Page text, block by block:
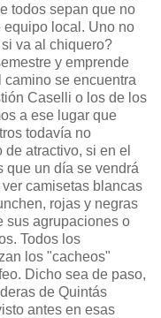
todos sepan que no
equipo local. Uno no
va al chiquero?
y emprende
se encuentra
Caselli o los de los
a ese lugar que
todavía no
atractivo, si en el
que un día se vendrá
camisetas blancas
rojas y negras
sus agrupaciones o
Todos los
los "cacheos"
Dicho sea de paso,
de Quintás
antes en esas